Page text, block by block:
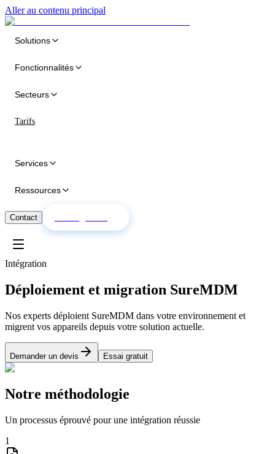
Aller au contenu principal
Solutions
Fonctionnalités
Secteurs
Tarifs
Services
Ressources
Contact
Intégration
Déploiement et migration SureMDM
Nos experts déploient SureMDM dans votre environnement et
migrent vos appareils depuis votre solution actuelle.
Demander un devis Essai gratuit
Notre méthodologie
Un processus éprouvé pour une intégration réussie
1